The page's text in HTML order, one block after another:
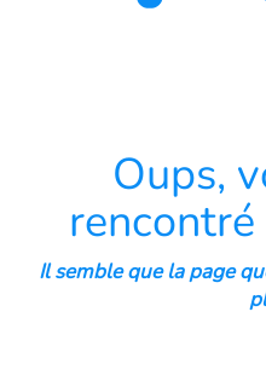
Oups,
Il semble que la page